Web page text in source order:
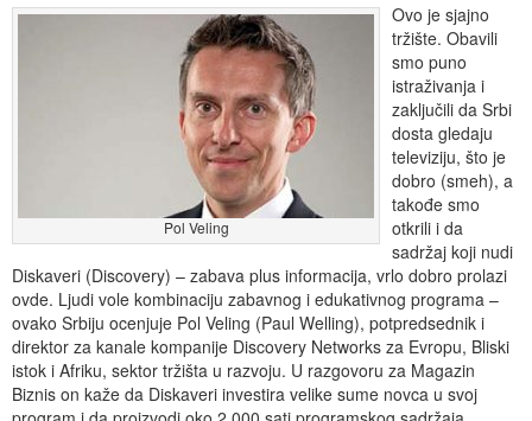
Pol Veling
Ovo je sjajno
tržište. Obavili
smo puno
istraživanja i
zaključili da Srbi
dosta gledaju
televiziju, što je
dobro (smeh), a
takođe smo
otkrili i da
sadržaj koji nudi
Diskaveri (Discovery) – zabava plus informacija, vrlo dobro prolazi
ovde. Ljudi vole kombinaciju zabavnog i edukativnog programa –
ovako Srbiju ocenjuje Pol Veling (Paul Welling), potpredsednik i
direktor za kanale kompanije Discovery Networks za Evropu, Bliski
istok i Afriku, sektor tržišta u razvoju. U razgovoru za Magazin
Biznis on kaže da Diskaveri investira velike sume novca u svoj